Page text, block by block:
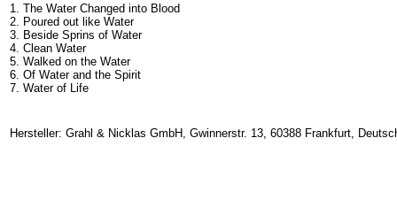
1. The Water Changed into Blood
2. Poured out like Water
3. Beside Sprins of Water
4. Clean Water
5. Walked on the Water
6. Of Water and the Spirit
7. Water of Life
Hersteller: Grahl & Nicklas GmbH, Gwinnerstr. 13, 60388 Frankfurt,